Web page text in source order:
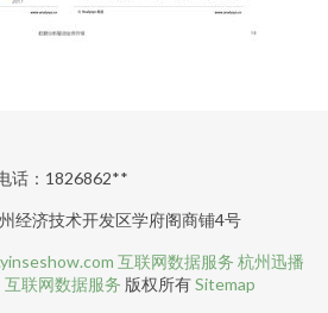
话：1826862**
经济技术开发区学府阁商铺4号
互联网数据服务 杭州迅播
互联网数据服务 版权所有Sitemap